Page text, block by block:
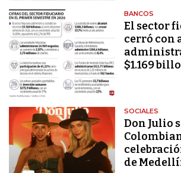
BANCOS
El sector
cerró con
$1.169
SOCIALES
Don Julio
de